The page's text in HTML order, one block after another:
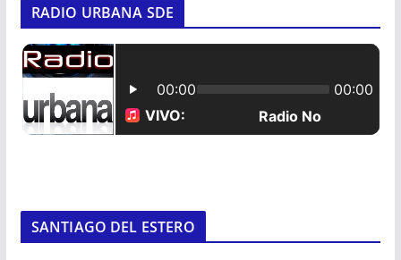
RADIO URBANA SDE
SANTIAGO DEL ESTERO